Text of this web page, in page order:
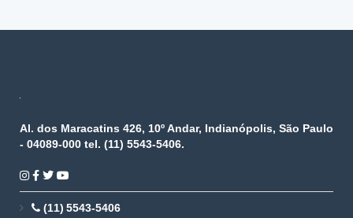
Al. dos Maracatins 426, 10º Andar, Indianópolis, São Paulo
- 04089-000 tel. (11) 5543-5406.
(11) 5543-5406